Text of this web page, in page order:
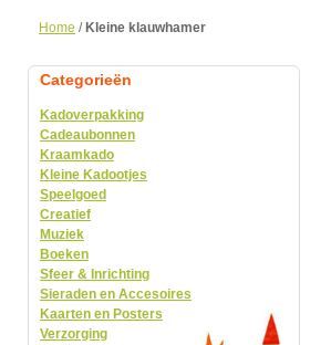
Home / Kleine klauwhamer
Categorieën
Kadoverpakking
Cadeaubonnen
Kraamkado
Kleine Kadootjes
Speelgoed
Creatief
Muziek
Boeken
Sfeer & Inrichting
Sieraden en Accesoires
Kaarten en Posters
Verzorging